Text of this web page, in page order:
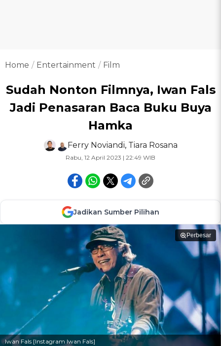
Home Entertainment Film
Sudah Nonton Filmnya, Iwan Fals
Jadi Penasaran Baca Buku Buya
Hamka
Ferry Noviandi, Tiara Rosana
Rabu, 12 April 2023 | 22:49 WIB
Jadikan Sumber Pilihan
Perbesar
Iwan Fals [Instagram Iwan Fals]